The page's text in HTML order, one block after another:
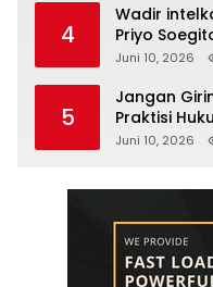
4
Wadir
Priyo
Juni 10, 2026
5
Jangan
Praktisi
Tuduhan
Juni 10, 2026